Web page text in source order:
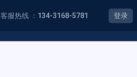
客服热线 ： 134-3168-5781 登录